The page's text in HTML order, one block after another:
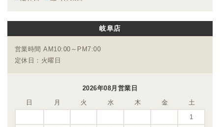
岐阜店
営業時間 AM10:00～PM7:00
定休日：火曜日
2026年08月営業日
日
月 火 水 木 金
土
1